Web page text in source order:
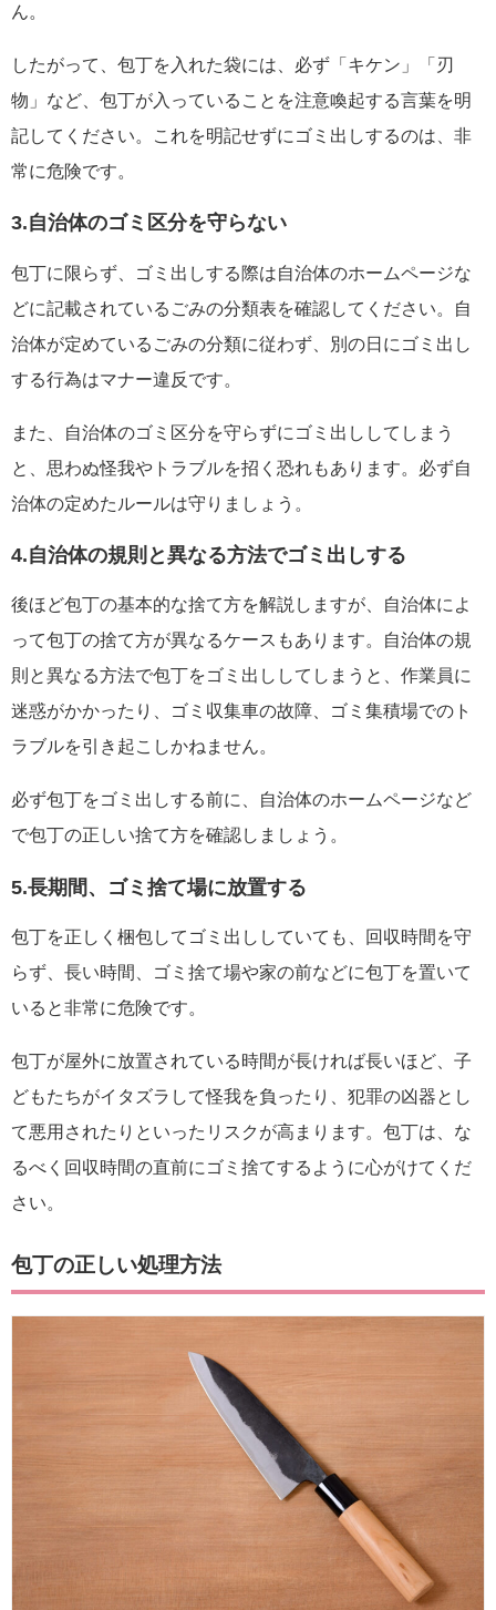
ん。
したがって、包丁を入れた袋には、必ず「キケン」「刃
物」など、包丁が入っていることを注意喚起する言葉を明
記してください。これを明記せずにゴミ出しするのは、非
常に危険です。
3.自治体のゴミ区分を守らない
包丁に限らず、ゴミ出しする際は自治体のホームページな
どに記載されているごみの分類表を確認してください。自
治体が定めているごみの分類に従わず、別の日にゴミ出し
する行為はマナー違反です。
また、自治体のゴミ区分を守らずにゴミ出ししてしまう
と、思わぬ怪我やトラブルを招く恐れもあります。必ず自
治体の定めたルールは守りましょう。
4.自治体の規則と異なる方法でゴミ出しする
後ほど包丁の基本的な捨て方を解説しますが、自治体によ
って包丁の捨て方が異なるケースもあります。自治体の規
則と異なる方法で包丁をゴミ出ししてしまうと、作業員に
迷惑がかかったり、ゴミ収集車の故障、ゴミ集積場でのト
ラブルを引き起こしかねません。
必ず包丁をゴミ出しする前に、自治体のホームページなど
で包丁の正しい捨て方を確認しましょう。
5.長期間、ゴミ捨て場に放置する
包丁を正しく梱包してゴミ出ししていても、回収時間を守
らず、長い時間、ゴミ捨て場や家の前などに包丁を置いて
いると非常に危険です。
包丁が屋外に放置されている時間が長ければ長いほど、子
どもたちがイタズラして怪我を負ったり、犯罪の凶器とし
て悪用されたりといったリスクが高まります。包丁は、な
るべく回収時間の直前にゴミ捨てするように心がけてくだ
さい。
包丁の正しい処理方法